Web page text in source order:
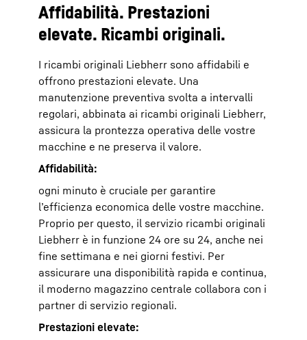
Affidabilità. Prestazioni
elevate. Ricambi originali.
I ricambi originali Liebherr sono affidabili e
offrono prestazioni elevate. Una
manutenzione preventiva svolta a intervalli
regolari, abbinata ai ricambi originali Liebherr,
assicura la prontezza operativa delle vostre
macchine e ne preserva il valore.
Affidabilità:
ogni minuto è cruciale per garantire
l’efficienza economica delle vostre macchine.
Proprio per questo, il servizio ricambi originali
Liebherr è in funzione 24 ore su 24, anche nei
fine settimana e nei giorni festivi. Per
assicurare una disponibilità rapida e continua,
il moderno magazzino centrale collabora con i
partner di servizio regionali.
Prestazioni elevate: